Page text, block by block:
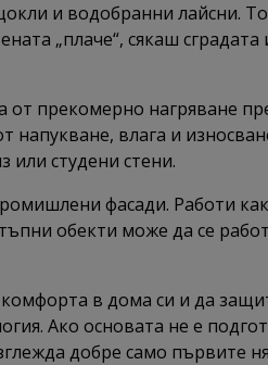
и водобранни лайсни.
„плаче“, сякаш сградата
прекомерно нагряване
влага и
студени стени.
фасади. Работи
обекти може да се
в дома си и да
Ако основата не е
добре само първите